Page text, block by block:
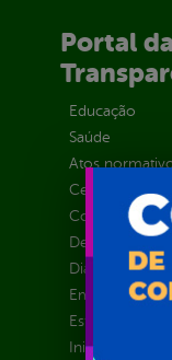
Portal da
Educação
Saúde
Atos
Central de
Convênios e
Despesas
Diárias
Emendas
Estrutura
Inicio